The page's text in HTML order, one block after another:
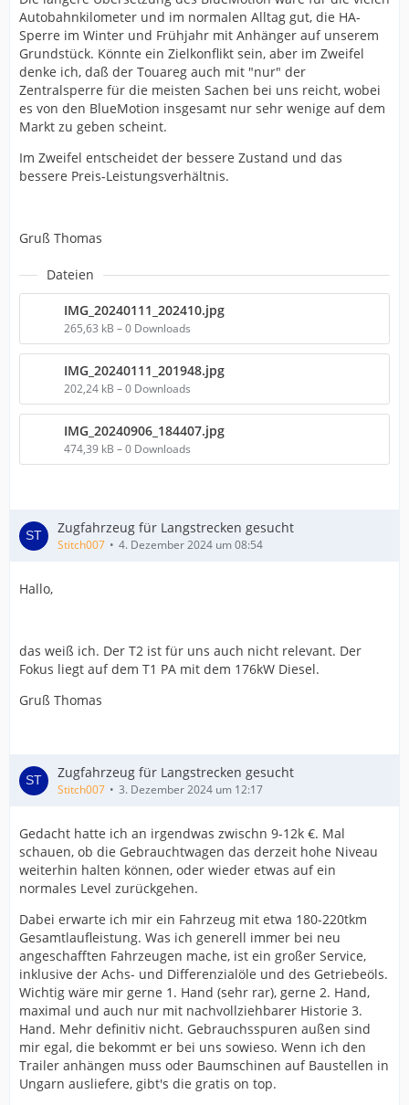
Autobahnkilometer und im normalen Alltag gut, die HA-
Sperre im Winter und Frühjahr mit Anhänger auf unserem
Grundstück. Könnte ein Zielkonflikt sein, aber im Zweifel
denke ich, daß der Touareg auch mit "nur" der
Zentralsperre für die meisten Sachen bei uns reicht, wobei
es von den BlueMotion insgesamt nur sehr wenige auf dem
Markt zu geben scheint.
Im Zweifel entscheidet der bessere Zustand und das
bessere Preis-Leistungsverhältnis.
Gruß Thomas
Dateien
IMG_20240111_202410.jpg
265,63 kB – 0 Downloads
IMG_20240111_201948.jpg
202,24 kB – 0 Downloads
IMG_20240906_184407.jpg
474,39 kB – 0 Downloads
Zugfahrzeug für Langstrecken gesucht
Stitch007 4. Dezember 2024 um 08:54
Hallo,
das weiß ich. Der T2 ist für uns auch nicht relevant. Der
Fokus liegt auf dem T1 PA mit dem 176kW Diesel.
Gruß Thomas
Zugfahrzeug für Langstrecken gesucht
Stitch007 3. Dezember 2024 um 12:17
Gedacht hatte ich an irgendwas zwischn 9-12k €. Mal
schauen, ob die Gebrauchtwagen das derzeit hohe Niveau
weiterhin halten können, oder wieder etwas auf ein
normales Level zurückgehen.
Dabei erwarte ich mir ein Fahrzeug mit etwa 180-220tkm
Gesamtlaufleistung. Was ich generell immer bei neu
angeschafften Fahrzeugen mache, ist ein großer Service,
inklusive der Achs- und Differenzialöle und des Getriebeöls.
Wichtig wäre mir gerne 1. Hand (sehr rar), gerne 2. Hand,
maximal und auch nur mit nachvollziehbarer Historie 3.
Hand. Mehr definitiv nicht. Gebrauchsspuren außen sind
mir egal, die bekommt er bei uns sowieso. Wenn ich den
Trailer anhängen muss oder Baumschinen auf Baustellen in
Ungarn ausliefere, gibt's die gratis on top.